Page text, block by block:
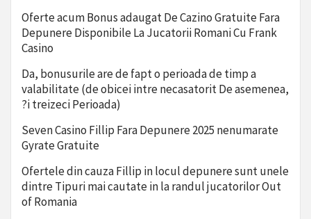
Oferte acum Bonus adaugat De Cazino Gratuite Fara
Depunere Disponibile La Jucatorii Romani Cu Frank
Casino
Da, bonusurile are de fapt o perioada de timp a
valabilitate (de obicei intre necasatorit De asemenea,
?i treizeci Perioada)
Seven Casino Fillip Fara Depunere 2025 nenumarate
Gyrate Gratuite
Ofertele din cauza Fillip in locul depunere sunt unele
dintre Tipuri mai cautate in la randul jucatorilor Out
of Romania